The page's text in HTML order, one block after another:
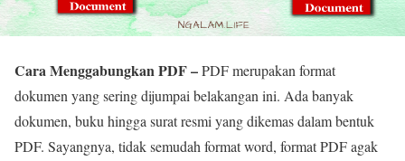
Cara Menggabungkan PDF –PDF merupakan format
dokumen yang sering dijumpai belakangan ini. Ada banyak
dokumen, buku hingga surat resmi yang dikemas dalam bentuk
PDF. Sayangnya, tidak semudah format word, format PDF agak